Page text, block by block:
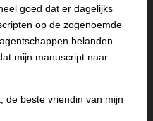
goed dat er dagelijks
op de zogenoemde
belanden
mijn manuscript naar
de beste vriendin van mijn